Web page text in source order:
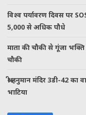
विश्व पर्यावरण दिवस पर
5,000 से अधिक पौधे
माता की चौकी से गूंजा
चौकी
श्री हनुमान मंदिर 3डी-42 का
भाटिया